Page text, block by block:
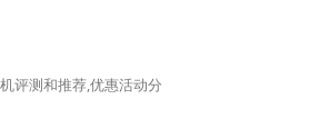
评测和推荐,优惠活动分